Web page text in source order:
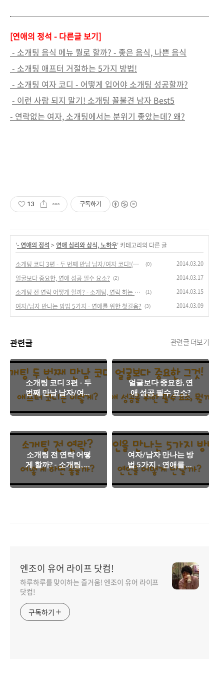
[연애의 정석 - 다른글보기]
- 소개팅 음식 메뉴 뭘로 할까? - 좋은 음식, 나쁜 음식
- 소개팅 애프터 거절하는 5가지 방법!
- 소개팅 여자 코디 - 어떻게 입어야 소개팅 성공할까?
- 이런 사람 되지 말기! 소개팅 꼴불견 남자 Best5
- 연락없는 여자, 소개팅에서는 분위기 좋았는데? 왜?
13 구독하기
'- 연애의 정석 > 연애 심리와 상식, 노하우' 카테고리의 다른 글
소개팅 코디 3편 - 두 번째 만남 남자/여자 코디!(소개팅 애프터 만남 코디) (0) 2014.03.20
얼굴보다 중요한, 연애 성공 필수 요소? (2) 2014.03.17
소개팅 전 연락 어떻게 할까? - 소개팅, 연락 하는 방법! (1) 2014.03.15
여자/남자 만나는 방법 5가지 - 연애를 위한 첫걸음? (3) 2014.03.09
관련글 관련글 더보기
소개팅 코디 3편 - 두
번째 만남 남자/여자
코디!(소개팅 애프터
만남 코디)
얼굴보다 중요한, 연
애 성공 필수 요소?
소개팅 전 연락 어떻
게 할까? - 소개팅, 연
락 하는 방법!
여자/남자 만나는 방
법 5가지 - 연애를 위
한 첫걸음?
엔조이 유어 라이프 닷컴!
하루하루를 맞이하는 즐거움! 엔조이 유어 라이프
닷컴!
구독하기